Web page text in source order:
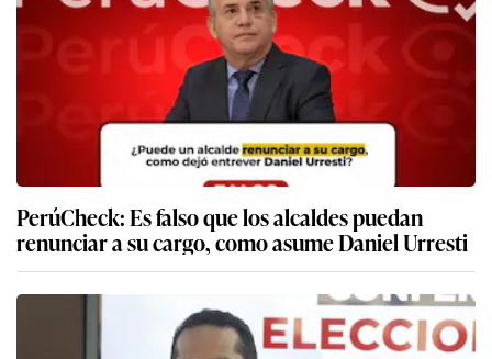
PerúCheck: Es falso que los alcaldes puedan
renunciar a su cargo, como asume Daniel Urresti